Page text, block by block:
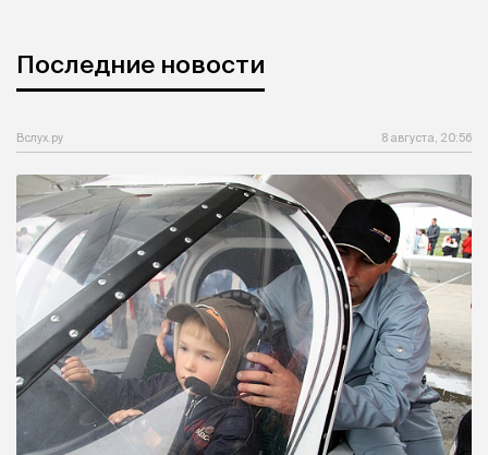
Последние новости
Вслух.ру 8 августа, 20:56